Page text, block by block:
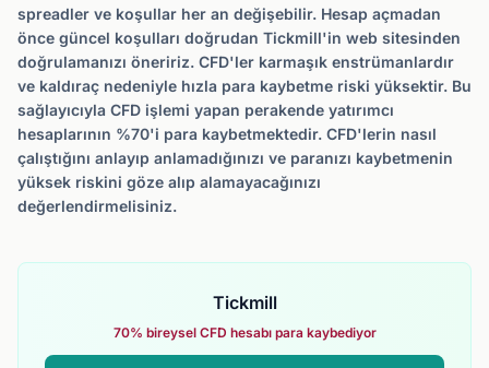
spreadler ve koşullar her an değişebilir. Hesap açmadan
önce güncel koşulları doğrudan Tickmill'in web sitesinden
doğrulamanızı öneririz. CFD'ler karmaşık enstrümanlardır
ve kaldıraç nedeniyle hızla para kaybetme riski yüksektir. Bu
sağlayıcıyla CFD işlemi yapan perakende yatırımcı
hesaplarının %70'i para kaybetmektedir. CFD'lerin nasıl
çalıştığını anlayıp anlamadığınızı ve paranızı kaybetmenin
yüksek riskini göze alıp alamayacağınızı
değerlendirmelisiniz.
Tickmill
70% bireysel CFD hesabı para kaybediyor